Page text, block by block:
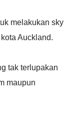
melakukan sky
Auckland.
tak terlupakan
maupun